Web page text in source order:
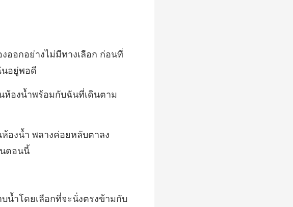
งออกอย่างไม่มีทางเลือก ก่อนที่
ห้องน้ำพร้อมกับฉ
องน้ำ พลางค่อยหลับตาลง
้ำโดยเลือกที่จะนั่งตรงข้ามกับ